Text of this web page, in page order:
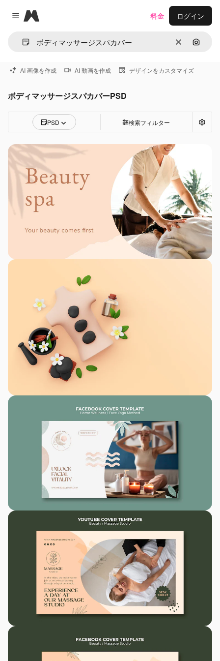
Close menu
Magnific
消去 画像で
料金 ログイン
AI 画像を作成 AI 動画を作成 デザインをカスタマイズ
ボディマッサージスパカバーPSD
PSD 検索フィルター